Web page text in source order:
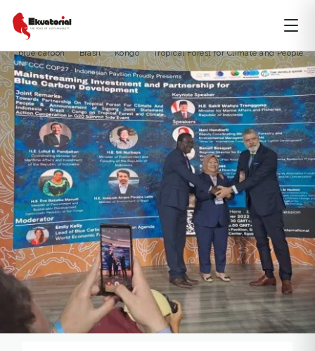
ARTIKEL
blue carbon Brasil Kongo Tropical Forest for Climate and People